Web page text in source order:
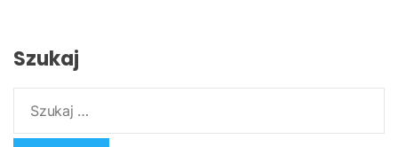
Szukaj
u